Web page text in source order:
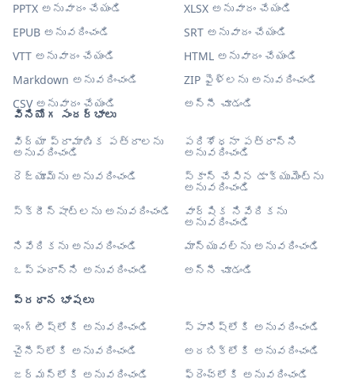
వినియోగ సందర్భాలు
విద్యా ప్రామాణిక పత్రాలను
అనువదించండి
పరిశోధనా పత్రాన్ని
అనువదించండి
రెజ్యూమ్‌ను అనువదించండి
స్కాన్ చేసిన డాక్యుమెంట్‌ను
అనువదించండి
స్క్రీన్‌షాట్‌లను అనువదించండి
వార్షిక నివేదికను
అనువదించండి
నివేదికను అనువదించండి
మాన్యువల్‌ను అనువదించండి
ఒప్పందాన్ని అనువదించండి
అన్నీ చూడండి
ప్రధాన భాషలు
ఇంగ్లీష్‌లోకి అనువదించండి
స్పానిష్‌లోకి అనువదించండి
చైనీస్‌లోకి అనువదించండి
అరబిక్‌లోకి అనువదించండి
జర్మన్‌లోకి అనువదించండి
ఫ్రెంచ్‌లోకి అనువదించండి
PPTX అనువాదం చేయండి
XLSX అనువాదం చేయండి
EPUB అనువదించండి
SRT అనువాదం చేయండి
VTT అనువాదం చేయండి
HTML అనువాదం చేయండి
Markdown అనువదించండి
ZIP ఫైళ్లను అనువదించండి
CSV అనువాదం చేయండి
అన్నీ చూడండి